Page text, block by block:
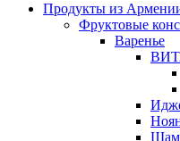
Продукты из
Фруктовые
Варенье